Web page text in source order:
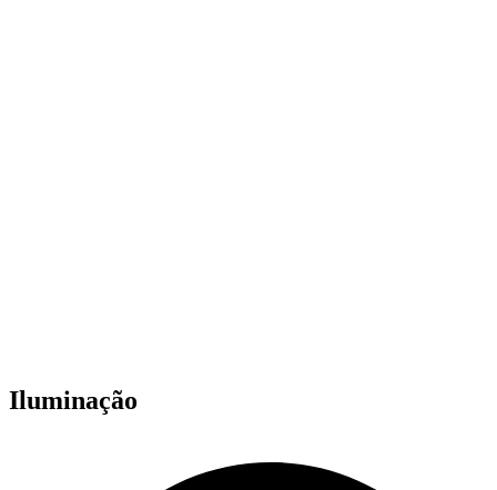
Iluminação